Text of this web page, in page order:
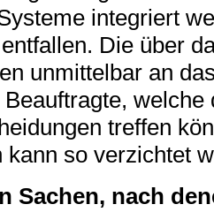
integriert
Die über
unmittelbar an
treffen
kann so verzichtet
Sachen, nach